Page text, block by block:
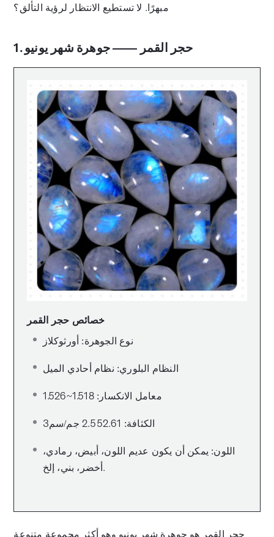
مبهرًا. لا تستطيع الانتظار لرؤية التألق؟
1. حجر القمر —— جوهرة شهر يونيو
خصائص حجر القمر
نوع الجوهرة: أورثوكلاز
النظام البلوري: نظام أحادي الميل
معامل الانكسار: 1.518~1.526
الكثافة: 2.552.61 جم/سم3
اللون: يمكن أن يكون عديم اللون، أبيض، رمادي،
أخضر، بني، إلخ.
حجر القمر هو جوهرة شهر يونيو وهو أكثر مجموعة متنوعة